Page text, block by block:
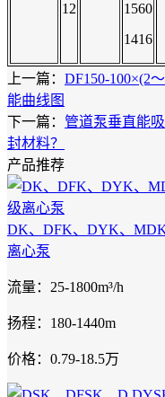
12
1560
1416
上一篇： DF150-100×(2
能曲线图
下一篇： 管道泵垂直能
封材料？
产品推荐
DK、DFK、DYK、
离心泵
流量：25-1800m³/h
扬程：180-1440m
价格：0.79-18.5万